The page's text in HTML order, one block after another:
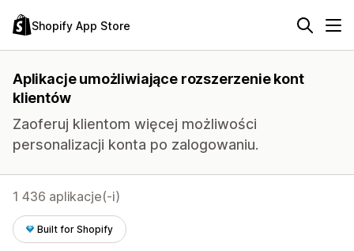
Shopify App Store
Aplikacje umożliwiające rozszerzenie kont
klientów
Zaoferuj klientom więcej możliwości
personalizacji konta po zalogowaniu.
1 436 aplikacje(-i)
Built for Shopify